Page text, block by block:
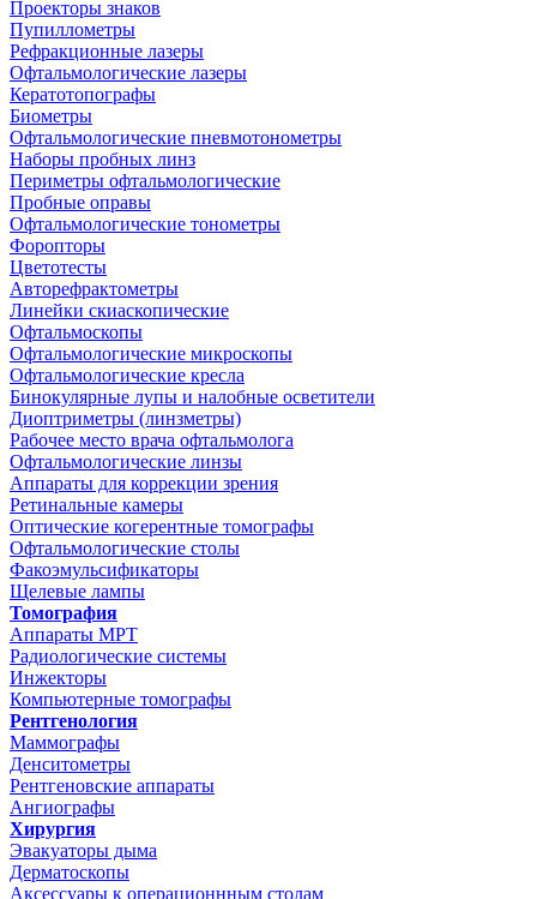
Проекторы знаков
Пупиллометры
Рефракционные лазеры
Офтальмологические лазеры
Кератотопографы
Биометры
Офтальмологические пневмотонометры
Наборы пробных линз
Периметры офтальмологические
Пробные оправы
Офтальмологические тонометры
Форопторы
Цветотесты
Авторефрактометры
Линейки скиаскопические
Офтальмоскопы
Офтальмологические микроскопы
Офтальмологические кресла
Бинокулярные лупы и налобные осветители
Диоптриметры (линзметры)
Рабочее место врача офтальмолога
Офтальмологические линзы
Аппараты для коррекции зрения
Ретинальные камеры
Оптические когерентные томографы
Офтальмологические столы
Факоэмульсификаторы
Щелевые лампы
Томография
Аппараты МРТ
Радиологические системы
Инжекторы
Компьютерные томографы
Рентгенология
Маммографы
Денситометры
Рентгеновские аппараты
Ангиографы
Хирургия
Эвакуаторы дыма
Дерматоскопы
Аксессуары к операционнным столам